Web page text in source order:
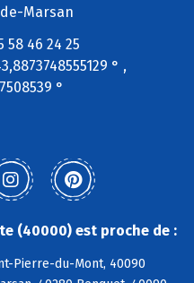
Marsan
58 46 24 25
° ,
°
(40000) est proche de :
Pierre-du-Mont, 40090